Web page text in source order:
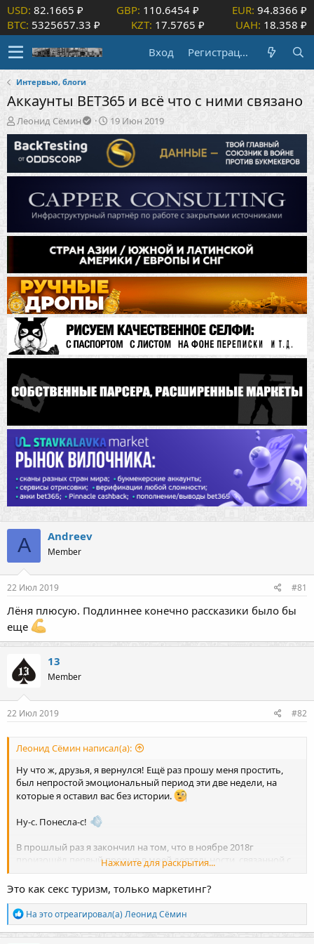
USD: 82.1665 ₽ GBP: 110.6454 ₽ EUR: 94.8366 ₽
BTC: 5325657.33 ₽ KZT: 17.5765 ₽ UAH: 18.358 ₽
Вход
Регистрация
Интервью, блоги
Аккаунты BET365 и всё что с ними связано
А
в
т
о
р
Леонид Сёмин
Д
а
т
а
н
ч
а
л
а
19 Июн 2019
A Andreev
Member
22 Июл 2019 #81
Лёня плюсую. Подлиннее конечно рассказики было бы
еще
13
Member
22 Июл 2019 #82
Леонид Сёмин написал(а):
Ну что ж, друзья, я вернулся! Ещё раз прошу меня простить,
был непростой эмоциональный период эти две недели, на
которые я оставил вас без истории.
Ну-с. Понесла-с!
В прошлый раз я закончил на том, что в ноябре 2018г
произошёл первый прорыв в моей деятельности, связанной с
аккаунтами BET365. Как думаете что это было ? Я тогда работал
один. Точнее у меня уже были регистраторы-помощницы, но в
целом я все равно ахуевал от количества работы. Днями и
ночами. Засыпаешь - куча сообщений, просыпаешься - куча
сообщений. И так почти каждый день без остановки, порой
глаза настолько сильно болели, что это было невыносимо. На
Нажмите для раскрытия...
Это как секс туризм, только маркетинг?
Р
е
а
На это отреагировал(а) Леонид Сёмин